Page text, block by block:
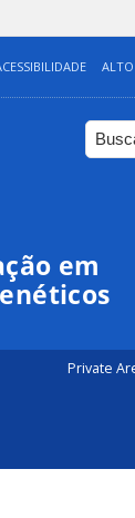
em
Private